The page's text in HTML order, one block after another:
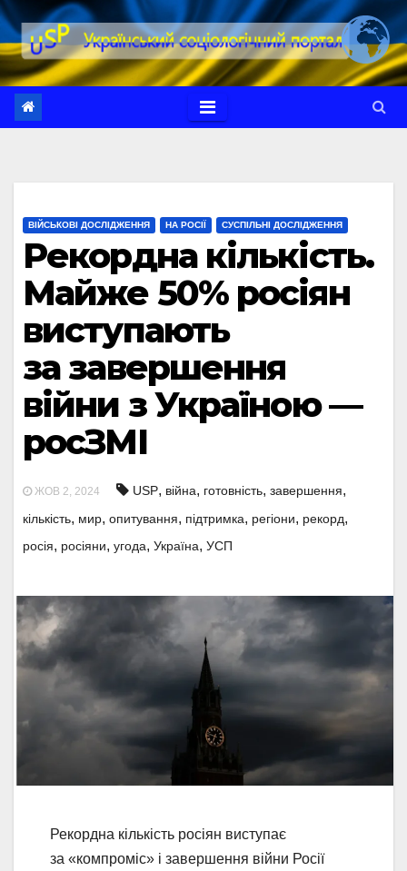
Перейти
до
вмісту
ВІЙСЬКОВІ ДОСЛІДЖЕННЯ НА РОСІЇ СУСПІЛЬНІ ДОСЛІДЖЕННЯ
Рекордна кількість.
Майже 50% росіян
виступають
за завершення
війни з Україною —
росЗМІ
ЖОВ 2, 2024 USP, війна, готовність, завершення,
кількість, мир, опитування, підтримка, регіони, рекорд,
росія, росіяни, угода, Україна, УСП
Рекордна кількість росіян виступає
за «компроміс» і завершення війни Росії